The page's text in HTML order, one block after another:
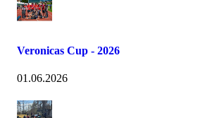
Veronicas Cup - 2026
01.06.2026